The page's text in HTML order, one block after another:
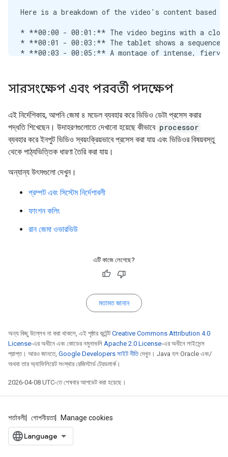
সারসংক্ষেপ এবং পরবর্তী পদক্ষেপ
এই নির্দেশিকায়, আপনি জেমা ৪ মডেল ব্যবহার করে ভিডিও ডেটা প্রসেস করার
পদ্ধতি শিখেছেন। উদাহরণগুলোতে দেখানো হয়েছে কীভাবে processor
ব্যবহার করে ইনপুট ভিডিও স্বয়ংক্রিয়ভাবে প্রসেস করা যায় এবং ভিডিওর বিষয়বস্তু
থেকে পাঠ্যভিত্তিক ধারণা তৈরি করা যায়।
অন্যান্য উৎসগুলো দেখুন।
প্রম্পট এবং সিস্টেম নির্দেশাবলী
ফাংশন কলিং
রান জেমা ওভারভিউ
এটি কাজে লেগেছে?
মতামত জানান
অন্য কিছু উল্লেখ না করা থাকলে, এই পৃষ্ঠার কন্টেন্ট Creative Commons Attribution 4.0
License-এর অধীনে এবং কোডের নমুনাগুলি Apache 2.0 License-এর অধীনে লাইসেন্স
প্রাপ্ত। আরও জানতে, Google Developers সাইট নীতিদেখুন। Java হল Oracle এবং/
অথবা তার অ্যাফিলিয়েট সংস্থার রেজিস্টার্ড ট্রেডমার্ক।
2026-04-08 UTC-তে শেষবার আপডেট করা হয়েছে।
শর্তাবলী গোপনীয়তা Manage cookies